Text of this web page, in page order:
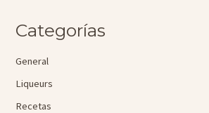
Categorías
General
Liqueurs
Recetas